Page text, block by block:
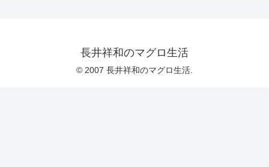
長井祥和のマグロ生活
© 2007 長井祥和のマグロ生活.